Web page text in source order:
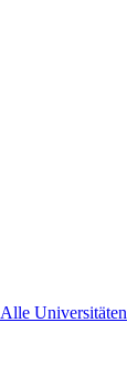
Alle Universitäten